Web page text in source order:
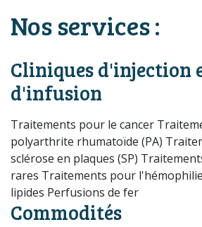
Nos services :
Cliniques d'injection
d'infusion
Traitements pour le cancer
polyarthrite rhumatoïde (PA)
sclérose en plaques (SP)
rares Traitements pour
lipides Perfusions de fer
Commodités